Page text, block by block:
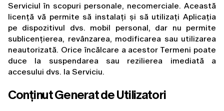
Serviciul în scopuri personale, necomerciale. Această
licență vă permite să instalați și să utilizați Aplicația
pe dispozitivul dvs. mobil personal, dar nu permite
sublicențierea, revânzarea, modificarea sau utilizarea
neautorizată. Orice încălcare a acestor Termeni poate
duce la suspendarea sau rezilierea imediată a
accesului dvs. la Serviciu.
Conținut Generat de Utilizatori